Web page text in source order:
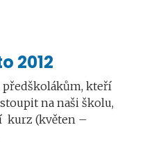
2012
předškolákům, kteří
na naši školu,
kurz (květen –